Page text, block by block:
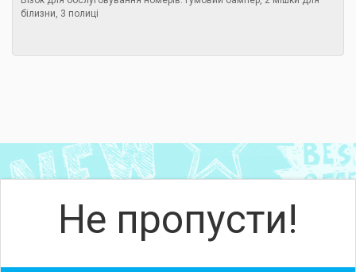
білизни, 3 полиці
Не пропусти!